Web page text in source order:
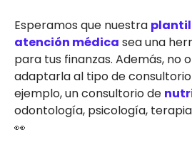
Esperamos que nuestra
atención médica sea una
para tus finanzas. Además, no
adaptarla al tipo de
ejemplo, un consultorio de
odontología, psicología,
👀